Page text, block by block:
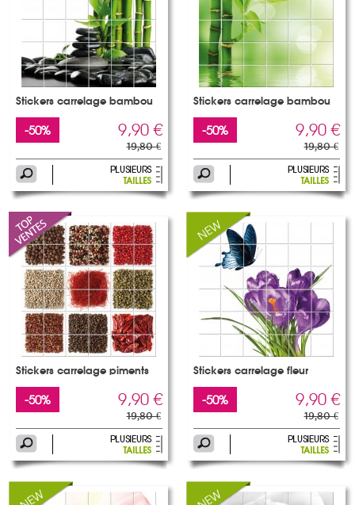
Stickers carrelage bambou
-50% 9,90 €
19,80 €
Stickers carrelage bambou
-50% 9,90 €
19,80 €
Stickers carrelage piments
-50% 9,90 €
19,80 €
Stickers carrelage fleur
-50% 9,90 €
19,80 €